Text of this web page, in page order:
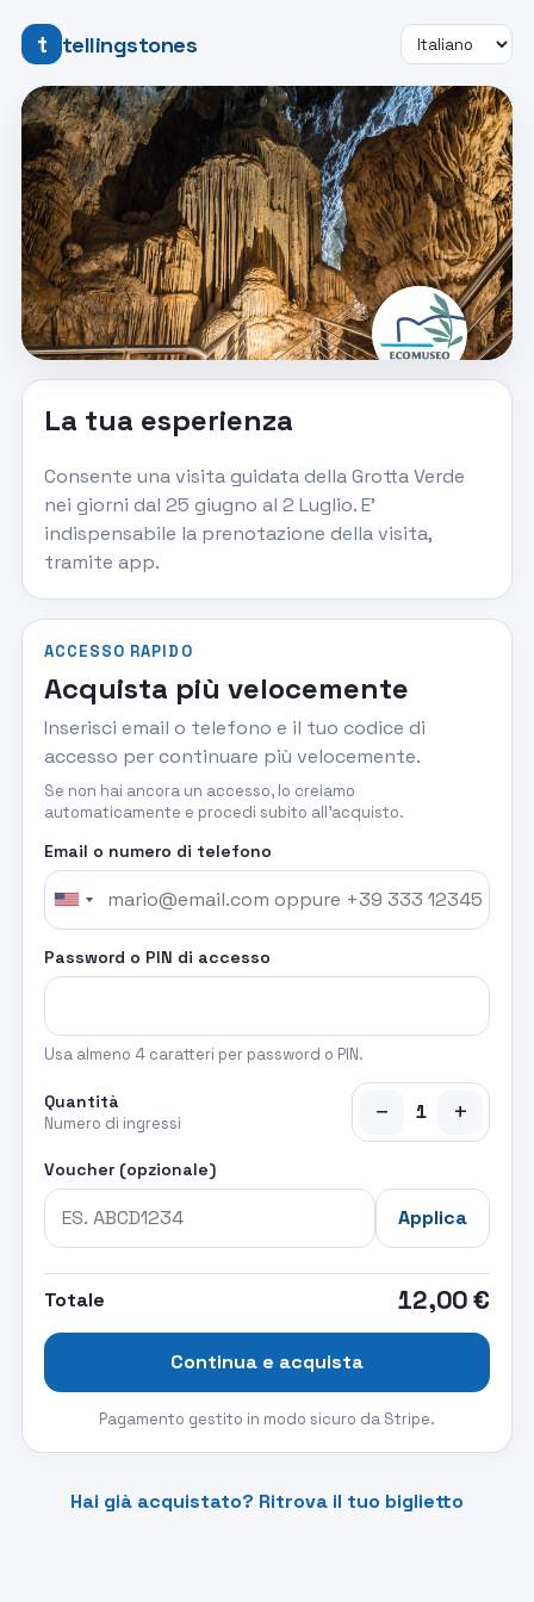
t tellingstones
BIGLIETTO DIGITALE
Grotta Verde: vivi la
magia prima di tutti!
12.0 € a persona
La tua esperienza
Consente una visita guidata della Grotta Verde
nei giorni dal 25 giugno al 2 Luglio. E'
indispensabile la prenotazione della visita,
tramite app.
ACCESSO RAPIDO
Acquista più velocemente
Inserisci email o telefono e il tuo codice di
accesso per continuare più velocemente.
Se non hai ancora un accesso, lo creiamo
automaticamente e procedi subito all’acquisto.
Email o numero di telefono
Password o PIN di accesso
Usa almeno 4 caratteri per password o PIN.
Quantità
Numero di ingressi − 1 +
Voucher (opzionale)
Applica
Totale 12,00 €
Continua e acquista
Pagamento gestito in modo sicuro da Stripe.
Hai già acquistato? Ritrova il tuo biglietto